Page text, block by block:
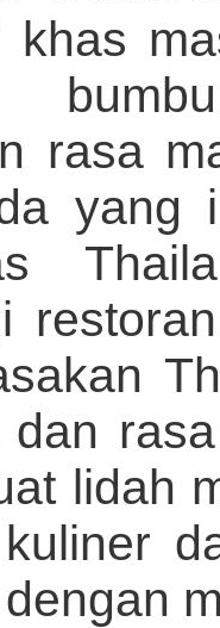
khas
rasa
yang
dan
lidah